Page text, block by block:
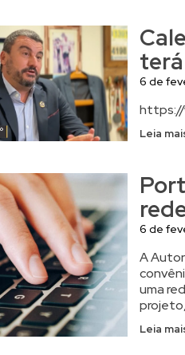
6 de
https://
Leia
6 de
A
uma
Leia